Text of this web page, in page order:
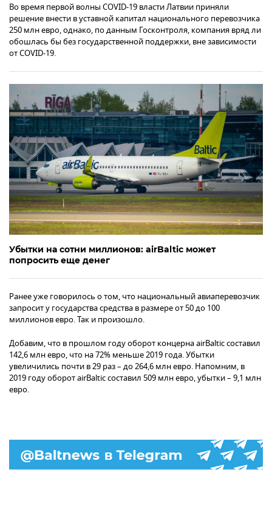
Во время первой волны COVID-19 власти Латвии приняли
решение внести в уставной капитал национального перевозчика
250 млн евро, однако, по данным Госконтроля, компания вряд ли
обошлась бы без государственной поддержки, вне зависимости
от COVID-19.
Убытки на сотни миллионов: airBaltic может
попросить еще денег
Ранее уже говорилось о том, что национальный авиаперевозчик
запросит у государства средства в размере от 50 до 100
миллионов евро. Так и произошло.
Добавим, что в прошлом году оборот концерна airBaltic составил
142,6 млн евро, что на 72% меньше 2019 года. Убытки
увеличились почти в 29 раз – до 264,6 млн евро. Напомним, в
2019 году оборот airBaltic составил 509 млн евро, убытки – 9,1 млн
евро.